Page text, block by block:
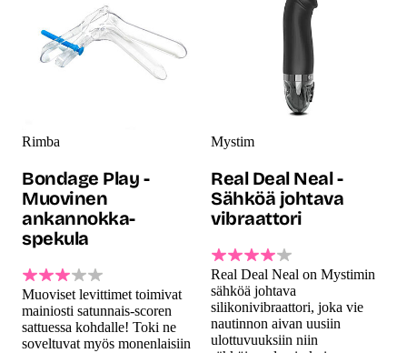
Rimba
Bondage Play -
Muovinen
ankannokka-
spekula
Muoviset levittimet toimivat
mainiosti satunnais-scoren
sattuessa kohdalle! Toki ne
soveltuvat myös monenlaisiin
Mystim
Real Deal Neal -
Sähköä johtava
vibraattori
Real Deal Neal on Mystimin
sähköä johtava
silikonivibraattori, joka vie
nautinnon aivan uusiin
ulottuvuuksiin niin